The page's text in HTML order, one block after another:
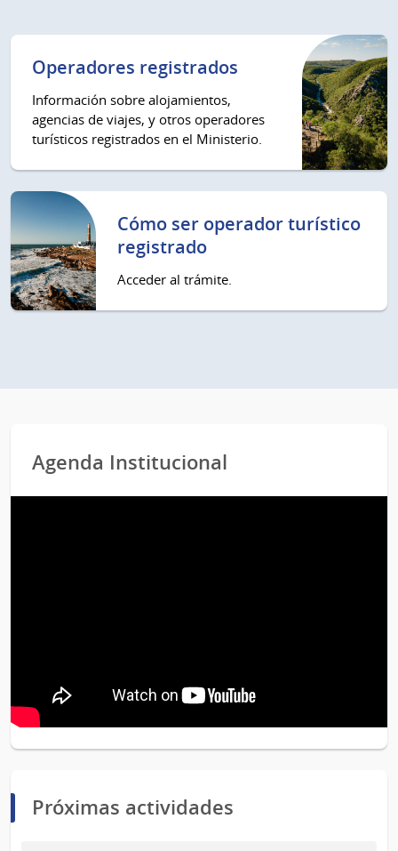
Operadores registrados
Información sobre alojamientos,
agencias de viajes, y otros operadores
turísticos registrados en el Ministerio.
Cómo ser operador turístico
registrado
Acceder al trámite.
Agenda Institucional
Próximas actividades